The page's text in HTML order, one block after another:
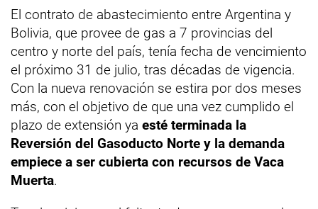
El contrato de abastecimiento entre Argentina y
Bolivia, que provee de gas a 7 provincias del
centro y norte del país, tenía fecha de vencimiento
el próximo 31 de julio, tras décadas de vigencia.
Con la nueva renovación se estira por dos meses
más, con el objetivo de que una vez cumplido el
plazo de extensión ya esté terminada la
Reversión del Gasoducto Norte y la demanda
empiece a ser cubierta con recursos de Vaca
Muerta.